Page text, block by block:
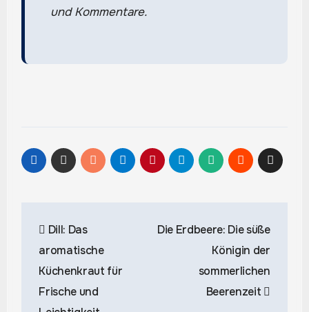
und Kommentare.
Dill: Das
aromatische
Küchenkraut für
Frische und
Die Erdbeere: Die süße
Königin der
sommerlichen
Beerenzeit